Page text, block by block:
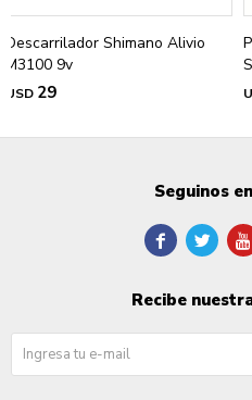
Descarrilador Shimano Alivio
M3100 9v
USD 29
Seguinos
  
Recibe